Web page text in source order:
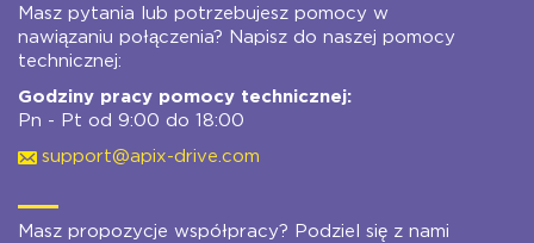
Masz pytania lub potrzebujesz pomocy w
nawiązaniu połączenia? Napisz do naszej pomocy
technicznej:
Godziny pracy pomocy technicznej:
Pn - Pt od 9:00 do 18:00
support@apix-drive.com
Masz propozycje współpracy? Podziel się z nami